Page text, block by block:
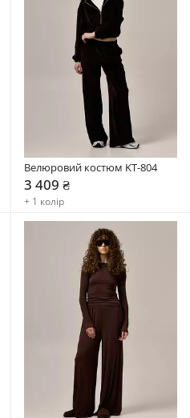
Велюровий костюм KT-804
3 409 ₴
+ 1 колір